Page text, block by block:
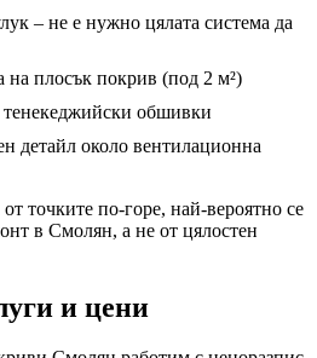
– не е нужно цялата система да
плосък покрив (под 2 м²)
обшивки
детайл около вентилационна
точките по-горе, най-вероятно се
в Смолян, а не от цялостен
и цени